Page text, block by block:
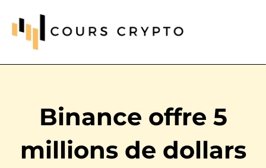
Binance offre 5
millions de dollars